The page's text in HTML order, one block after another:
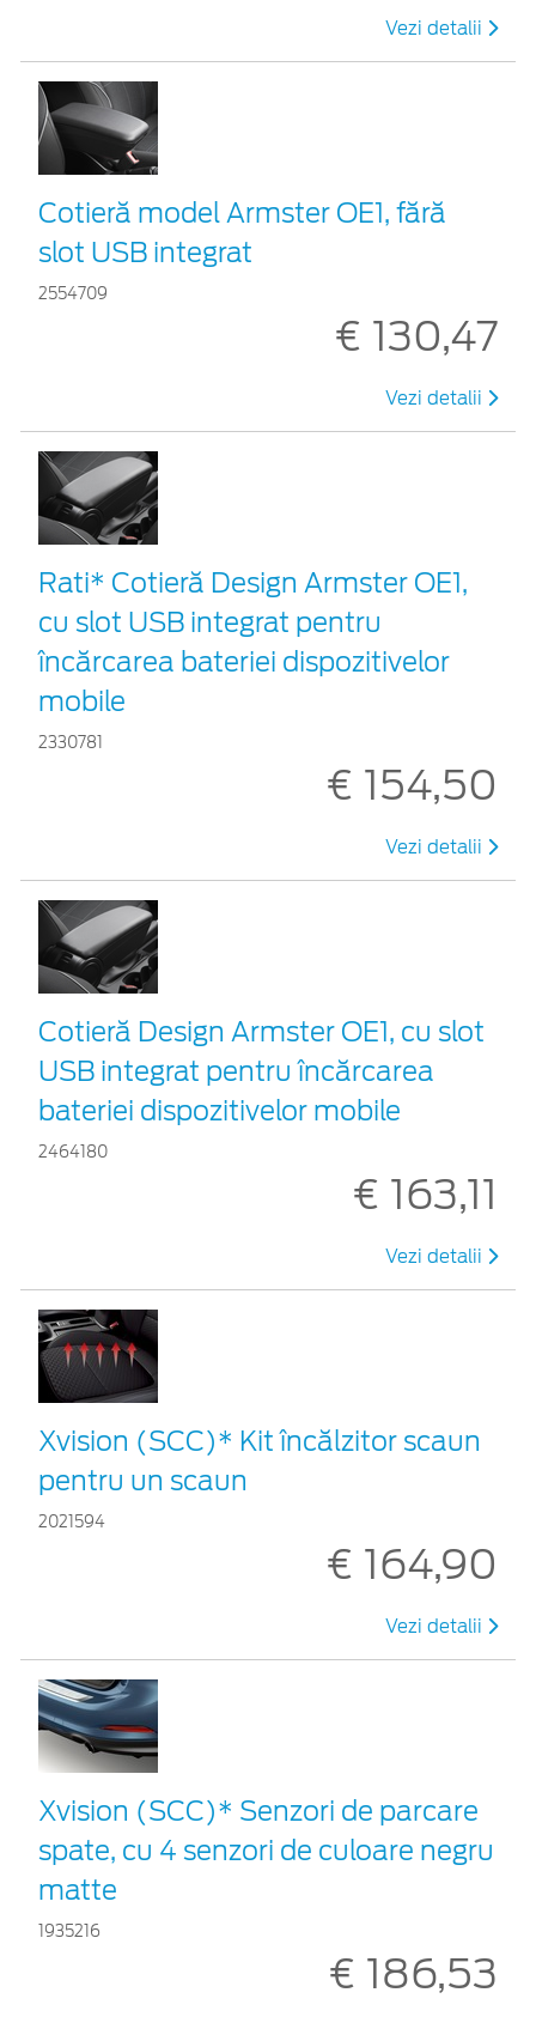
Vezi detalii
Cotieră model Armster OE1, fără
slot USB integrat
2554709
€ 130,47
Vezi detalii
Rati* Cotieră Design Armster OE1,
cu slot USB integrat pentru
încărcarea bateriei dispozitivelor
mobile
2330781
€ 154,50
Vezi detalii
Cotieră Design Armster OE1, cu slot
USB integrat pentru încărcarea
bateriei dispozitivelor mobile
2464180
€ 163,11
Vezi detalii
Xvision (SCC)* Kit încălzitor scaun
pentru un scaun
2021594
€ 164,90
Vezi detalii
Xvision (SCC)* Senzori de parcare
spate, cu 4 senzori de culoare negru
matte
1935216
€ 186,53